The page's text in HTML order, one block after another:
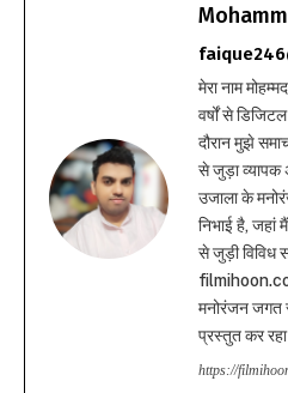
मेरा नाम
वर्षों से
दौरान मुझे
से जुड़ा व्यापक
उजाला के
निभाई है, जहां
से जुड़ी विविध
मनोरंजन जगत
प्रस्तुत कर
https://